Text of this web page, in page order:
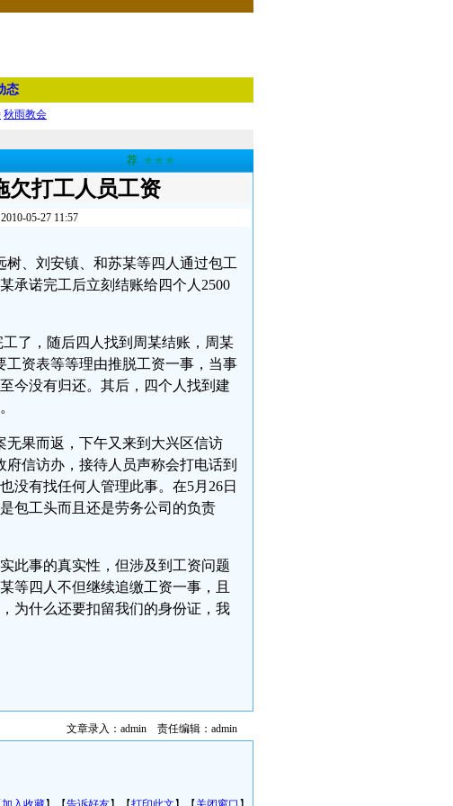
态
秋雨教会
荐 ★★★
欠打工人员工资
05-27 11:57
树、刘安镇、和苏某等四人通过包工
承诺完工后立刻结账给四个人2500
工了，随后四人找到周某结账，周某
工资表等等理由推脱工资一事，当事
今没有归还。其后，四个人找到建
无果而返，下午又来到大兴区信访
信访办，接待人员声称会打电话到
没有找任何人管理此事。在5月26日
包工头而且还是劳务公司的负责
此事的真实性，但涉及到工资问题
等四人不但继续追缴工资一事，且
为什么还要扣留我们的身份证，我
文章录入：admin 责任编辑：admin